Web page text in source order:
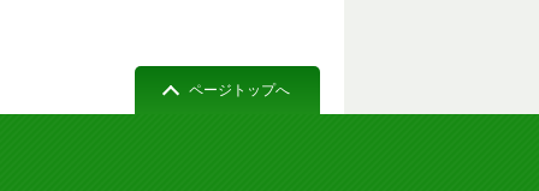
ページトップへ